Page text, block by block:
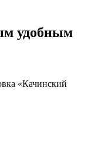
удобным
«Качинский